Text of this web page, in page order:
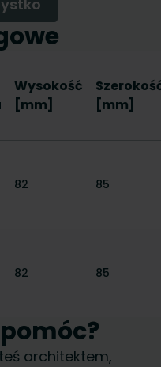
Wysokość
[mm]
[mm]
82 85
82 85
architektem,